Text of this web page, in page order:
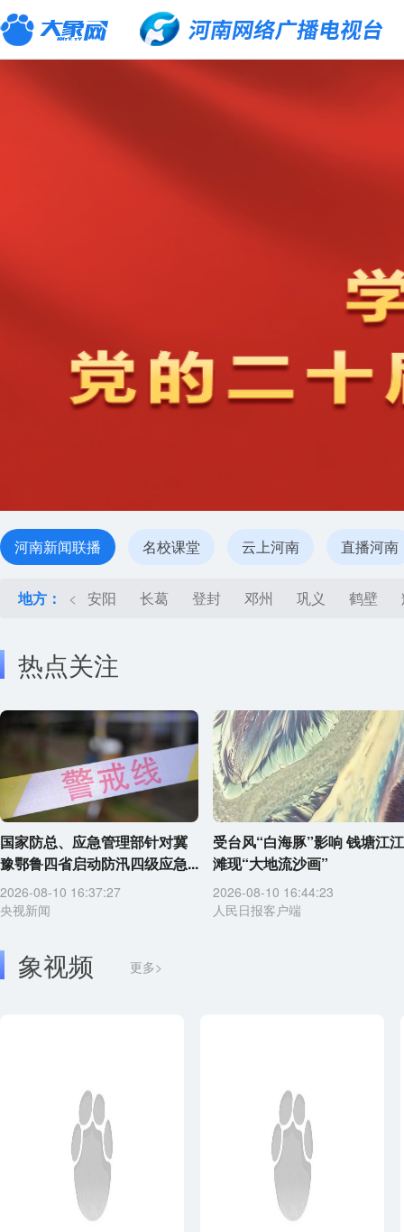
河南新闻联播 名校课堂 云上河南 直播河南
地方： < 安阳 长葛 登封 邓州 巩义 鹤壁
热点关注
国家防总、应急管理部针对冀
豫鄂鲁四省启动防汛四级应急...
2026-08-10 16:37:27
央视新闻
受台风“白海豚”影响 钱塘江江
滩现“大地流沙画”
2026-08-10 16:44:23
人民日报客户端
象视频 更多>